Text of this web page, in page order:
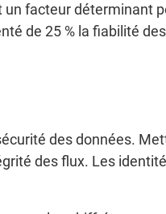
facteur déterminant
de 25 % la fiabilité
des données.
des flux. Les